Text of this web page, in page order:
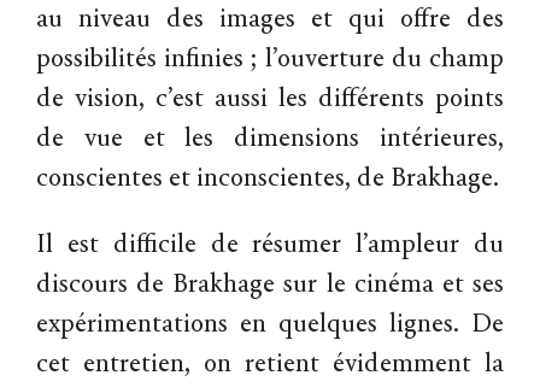
au niveau des images et qui offre des
possibilités infinies ; l’ouverture du champ
de vision, c’est aussi les différents points
de vue et les dimensions intérieures,
conscientes et inconscientes, de Brakhage.
Il est difficile de résumer l’ampleur du
discours de Brakhage sur le cinéma et ses
expérimentations en quelques lignes. De
cet entretien, on retient évidemment la